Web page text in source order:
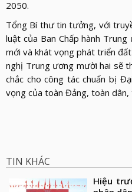
2050.
Tổng Bí thư tin tưởng, với
luật của Ban Chấp hành
mới và khát vọng phát triển
nghị Trung ương mười hai sẽ
chắc cho công tác chuẩn bị
vọng của toàn Đảng, toàn dân,
TIN KHÁC
Hiệu